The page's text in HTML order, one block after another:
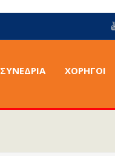
ΣΥΝΈΔΡΙΑ ΧΟΡΗΓΟΙ